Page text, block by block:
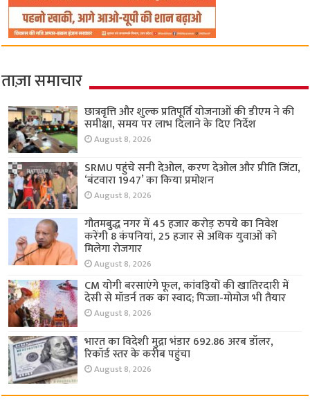
ताज़ा समाचार
छात्रवृत्ति और शुल्क प्रतिपूर्ति योजनाओं की डीएम ने की
समीक्षा, समय पर लाभ दिलाने के दिए निर्देश
August 8, 2026
SRMU पहुंचे सनी देओल, करण देओल और प्रीति जिंटा,
‘बंटवारा 1947’ का किया प्रमोशन
August 8, 2026
गौतमबुद्ध नगर में 45 हजार करोड़ रुपये का निवेश
करेंगी 8 कंपनियां, 25 हजार से अधिक युवाओं को
मिलेगा रोजगार
August 8, 2026
CM योगी बरसाएंगे फूल, कांवड़ियों की खातिरदारी में
देसी से मॉडर्न तक का स्वाद; पिज्जा-मोमोज भी तैयार
August 8, 2026
भारत का विदेशी मुद्रा भंडार 692.86 अरब डॉलर,
रिकॉर्ड स्तर के करीब पहुंचा
August 8, 2026